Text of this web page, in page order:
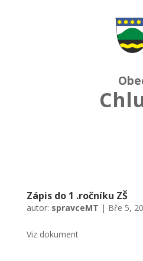
Zápis do 1 .ročníku ZŠ
autor: spravceMT | Bře 5,
Viz dokument